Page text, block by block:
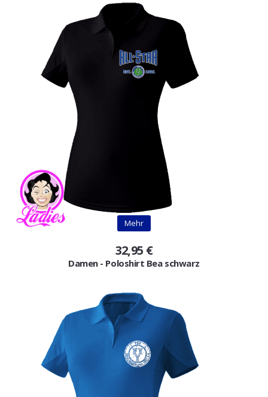
Polo`s & Hemden
Wimpel & Fanschal & Schirme
Kappen & Mützen
Alles fürs Bad
Leinwände und Kissen
Alles für die Kids
Long Sleeve & Tank Top
Gutscheine
Jogging & Shorts
KONFIGURATOR
Mehr
32,95 €
Damen - Poloshirt Bea schwarz